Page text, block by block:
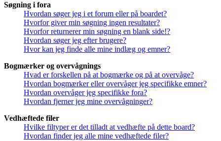
Søgning i fora
Hvordan søger jeg i et forum eller på boardet?
Hvorfor giver min søgning ingen resultater?
Hvorfor returnerer min søgning en blank side!?
Hvordan søger jeg efter brugere?
Hvor kan jeg finde alle mine indlæg og emner?
Bogmærker og overvågnings
Hvad er forskellen på at bogmærke og på at overvåge?
Hvordan bogmærker eller overvåger jeg specifikke emner?
Hvordan overvåger jeg specifikke fora?
Hvordan fjerner jeg mine overvågninger?
Vedhæftede filer
Hvilke filtyper er det tilladt at vedhæfte på dette board?
Hvordan finder jeg alle mine vedhæftede filer?